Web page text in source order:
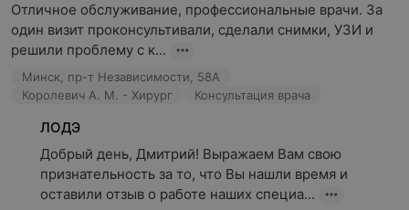
Отличное обслуживание, профессиональные врачи. За
один визит проконсультивали, сделали снимки, УЗИ и
решили проблему с к...
Минск, пр-т Независимости, 58А
Королевич А. М. - Хирург
Консультация врача
ЛОДЭ
Добрый день, Дмитрий! Выражаем Вам свою
признательность за то, что Вы нашли время и
оставили отзыв о работе наших специа...